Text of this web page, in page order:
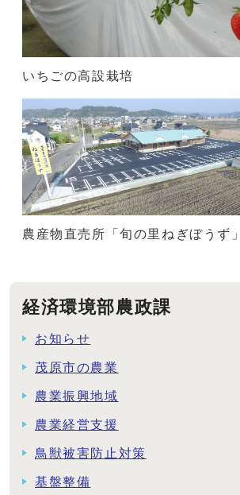
いちごの高設栽培
農産物直売所「旬の里ねぎぼうず」
経済環境部農政課
お知らせ
茂原市の農業
農業振興地域
農業経営支援
鳥獣被害防止対策
基盤整備